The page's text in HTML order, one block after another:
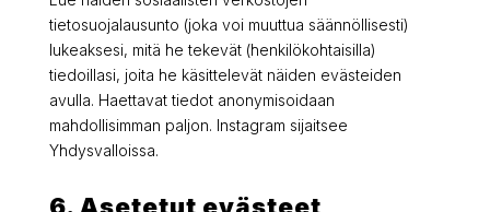
tietosuojalausunto (joka voi muuttua säännöllisesti)
lukeaksesi, mitä he tekevät (henkilökohtaisilla)
tiedoillasi, joita he käsittelevät näiden evästeiden
avulla. Haettavat tiedot anonymisoidaan
mahdollisimman paljon. Instagram sijaitsee
Yhdysvalloissa.